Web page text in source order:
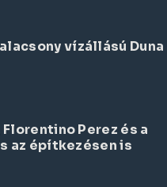
vízállású Duna
Perez és a
az építkezésen is